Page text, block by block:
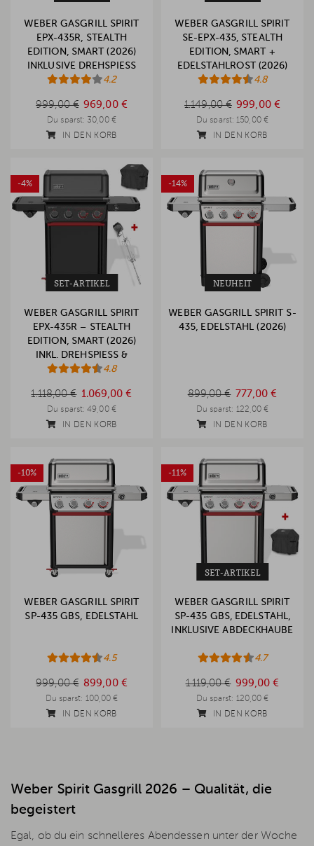
WEBER GASGRILL SPIRIT
EPX-435R, STEALTH
EDITION, SMART (2026)
INKLUSIVE DREHSPIESS
4.2
999,00 € 969,00 €
Du sparst: 30,00 €
IN DEN KORB
WEBER GASGRILL SPIRIT
SE-EPX-435, STEALTH
EDITION, SMART +
EDELSTAHLROST (2026)
4.8
1.149,00 € 999,00 €
Du sparst:150,00 €
IN DEN KORB
-4%
SET-ARTIKEL
WEBER GASGRILL SPIRIT
EPX-435R – STEALTH
EDITION, SMART (2026)
INKL. DREHSPIESS & A
BDECKHAUBE
4.8
1.118,00 € 1.069,00 €
Du sparst:49,00 €
IN DEN KORB
-14%
NEUHEIT
WEBER GASGRILL SPIRIT S-
435, EDELSTAHL (2026)
899,00 € 777,00 €
Du sparst: 122,00 €
IN DEN KORB
-10%
WEBER GASGRILL SPIRIT
SP-435 GBS, EDELSTAHL
4.5
999,00 € 899,00 €
Du sparst: 100,00 €
IN DEN KORB
-11%
SET-ARTIKEL
WEBER GASGRILL SPIRIT
SP-435 GBS, EDELSTAHL,
INKLUSIVE ABDECKHAUBE
4.7
1.119,00 € 999,00 €
Du sparst: 120,00 €
IN DEN KORB
Weber Spirit Gasgrill 2026 – Qualität, die
begeistert
Egal, ob du ein schnelleres Abendessen unter der Woche